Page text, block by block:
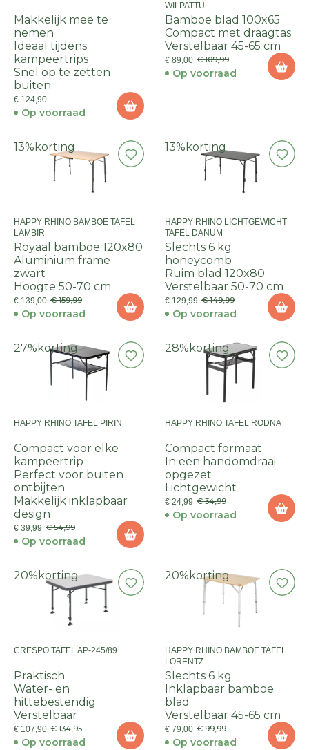
Makkelijk mee te
nemen
Ideaal tijdens
kampeertrips
Snel op te zetten
buiten
€ 124,90
Op voorraad
WILPATTU
Bamboe blad 100x65
Compact met draagtas
Verstelbaar 45-65 cm
€ 89,00 € 109,99
Op voorraad
13% korting
HAPPY RHINO BAMBOE TAFEL
LAMBIR
Royaal bamboe 120x80
Aluminium frame
zwart
Hoogte 50-70 cm
€ 139,00 € 159,99
Op voorraad
13% korting
HAPPY RHINO LICHTGEWICHT
TAFEL DANUM
Slechts 6 kg
honeycomb
Ruim blad 120x80
Verstelbaar 50-70 cm
€ 129,99 € 149,99
Op voorraad
27% korting
HAPPY RHINO TAFEL PIRIN
Compact voor elke
kampeertrip
Perfect voor buiten
ontbijten
Makkelijk inklapbaar
design
€ 39,99 € 54,99
Op voorraad
28% korting
HAPPY RHINO TAFEL RODNA
Compact formaat
In een handomdraai
opgezet
Lichtgewicht
€ 24,99 € 34,99
Op voorraad
20% korting
CRESPO TAFEL AP-245/89
Praktisch
Water- en
hittebestendig
Verstelbaar
€ 107,90 € 134,95
Op voorraad
20% korting
HAPPY RHINO BAMBOE TAFEL
LORENTZ
Slechts 6 kg
Inklapbaar bamboe
blad
Verstelbaar 45-65 cm
€ 79,00 € 99,99
Op voorraad